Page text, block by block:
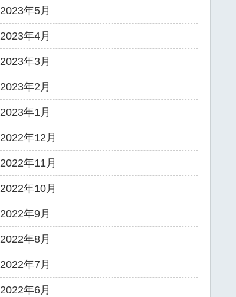
2023年5月
2023年4月
2023年3月
2023年2月
2023年1月
2022年12月
2022年11月
2022年10月
2022年9月
2022年8月
2022年7月
2022年6月